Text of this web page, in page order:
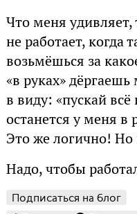
Что меня удивляет,
не работает, когда
возьмёшься за
«в руках»
в виду: «пускай всё
останется у меня в
Это же логично! Но
Надо, чтобы
Подписаться на блог